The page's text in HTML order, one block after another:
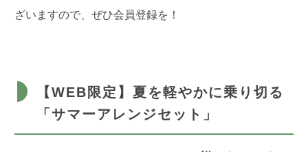
ざいますので、ぜひ会員登録を！
【WEB限定】夏を軽やかに乗り切る
「サマーアレンジセット」